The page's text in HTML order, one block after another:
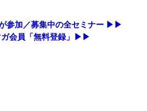
参加／募集中の全セミナー ▶▶
ガ会員「無料登録」▶▶